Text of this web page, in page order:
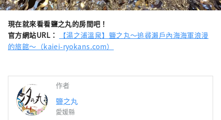
現在就來看看鹽之丸的房間吧！
官方網站URL：
【湯之浦溫泉】鹽之丸～追尋瀨戶內海海軍浪漫
的旅館～（kaiei-ryokans.com）
作者
鹽之丸
愛媛縣